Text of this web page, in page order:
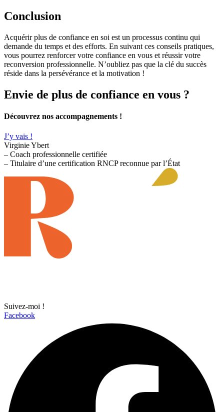
Conclusion
Acquérir plus de confiance en soi est un processus continu qui
demande du temps et des efforts. En suivant ces conseils pratiques,
vous pourrez renforcer votre confiance en vous et réussir votre
reconversion professionnelle. N’oubliez pas que la clé du succès
réside dans la persévérance et la motivation !
Envie de plus de confiance en vous ?
Découvrez nos accompagnements !
J’y vais !
Virginie Ybert
– Coach professionnelle certifiée
– Titulaire d’une certification RNCP reconnue par l’État
Suivez-moi !
Facebook